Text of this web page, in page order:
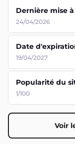
Dernière mise
24/04/2026
Date
19/04/2027
Popularité du
1/100
Voir